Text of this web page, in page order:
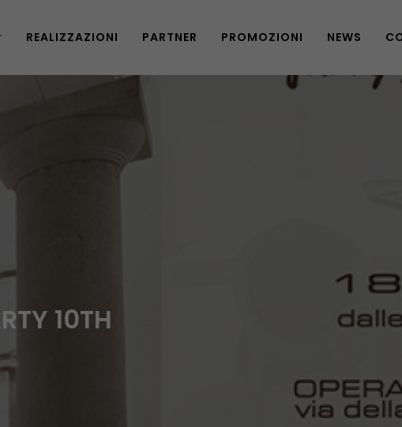
REALIZZAZIONI PARTNER PROMOZIONI NEWS
10TH